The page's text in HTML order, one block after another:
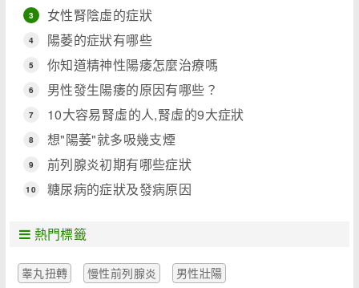
3 女性腎陰虛的症狀
4 陽萎的症狀有哪些
5 你知道精神性陽痿怎麼治療嗎
6 男性發生陽痿的原因有哪些？
7 10大容易腎虛的人,腎虛的9大症狀
8 想"陽萎"就多吸幾支煙
9 前列腺炎初期有哪些症狀
10 糖尿病的症狀及發病原因
熱門標籤
睾丸扭轉 慢性前列腺炎
男性壯陽